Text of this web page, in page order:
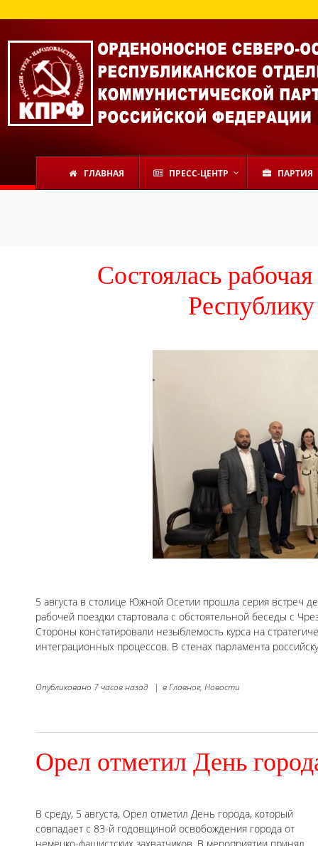
ГЛАВНАЯ ПРЕСС-ЦЕНТР ПАРТИЯ
Состоялась
5 августа в столице Южной Осетии прошла серия встреч
рабочей поездки стартовала с обстоятельной беседы с
Стороны констатировали незыблемость курса на
интеграционных процессов. В стенах парламента
Опубликовано 7 часов назад | вГлавное, Новости
Орел отметил День
В среду, 5 августа, Орел отметил День города, который
совпадает с 83-й годовщиной освобождения города от
немецко-фашистских захватчиков. В мероприятии принял